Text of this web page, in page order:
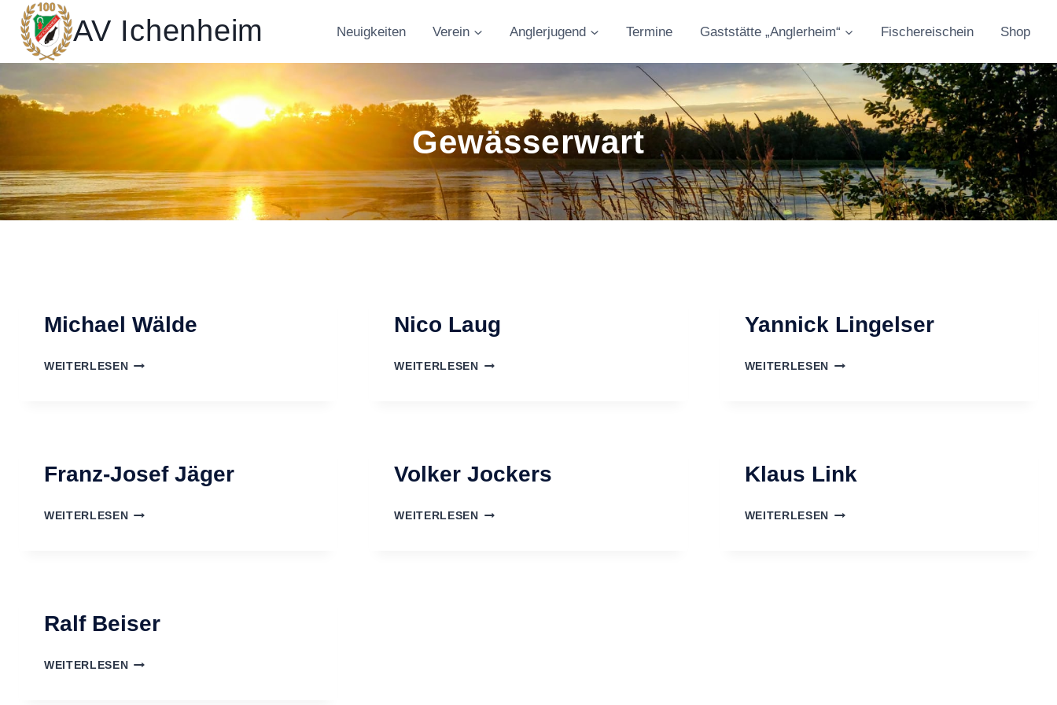
Zum
Inhalt
springen
AV Ichenheim Neuigkeiten Verein Anglerjugend Termine Gaststätte „Anglerheim“ Fischereischein Shop
Gewässerwart
Michael Wälde
WEITERLESENMICHAEL
Nico Laug
WEITERLESENNICO
Yannick Lingelser
WEITERLESEN
YANNICK
Franz-Josef Jäger
WEITERLESENFRANZ-
Volker Jockers
WEITERLESENVOLKER
Klaus Link
WEITERLESEN
KLAUS
Ralf Beiser
WEITERLESENRALF